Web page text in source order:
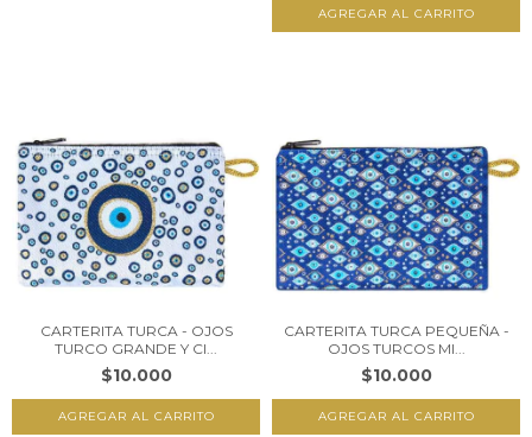
CARTERITA TURCA - OJOS
TURCO GRANDE Y CI...
$10.000
CARTERITA TURCA PEQUEÑA -
OJOS TURCOS MI...
$10.000